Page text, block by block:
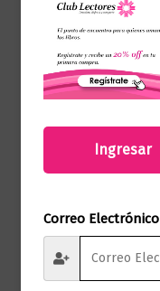
Ingresar
Correo Electrónico